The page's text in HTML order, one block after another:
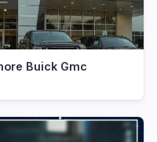
Buick Gmc